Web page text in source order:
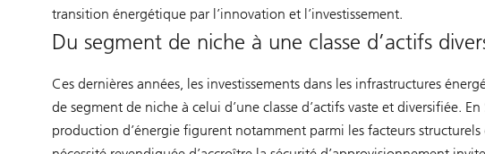
transition énergétique par l’innovation et l’investissement.
Du segment de niche à une classe d’actifs
Ces dernières années, les investissements dans les infrastructures
de segment de niche à celui d’une classe d’actifs vaste et diversifiée.
production d’énergie figurent notamment parmi les facteurs